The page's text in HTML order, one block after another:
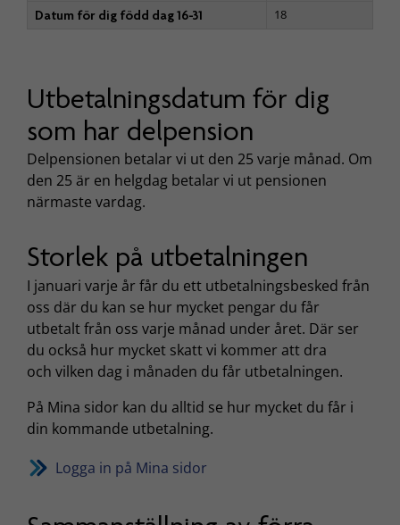
Datum för dig född dag 16-31
18
Utbetalningsdatum för dig
som har delpension
Delpensionen betalar vi ut den 25 varje månad. Om
den 25 är en helgdag betalar vi ut pensionen
närmaste vardag.
Storlek på utbetalningen
I januari varje år får du ett utbetalningsbesked från
oss där du kan se hur mycket pengar du får
utbetalt från oss varje månad under året. Där ser
du också hur mycket skatt vi kommer att dra
och vilken dag i månaden du får utbetalningen.
På Mina sidor kan du alltid se hur mycket du får i
din kommande utbetalning.
Logga in på Mina sidor